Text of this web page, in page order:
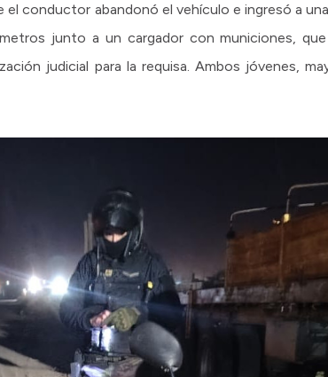
conductor abandonó el vehículo e ingresó a
junto a un cargador con municiones,
judicial para la requisa. Ambos jóvenes,